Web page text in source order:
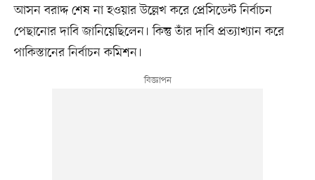
আসন বরাদ্দ শেষ না হওয়ার উল্লেখ করে প্রেসিডেন্ট নির্বাচন
পেছানোর দাবি জানিয়েছিলেন। কিন্তু তাঁর দাবি প্রত্যাখ্যান করে
পাকিস্তানের নির্বাচন কমিশন।